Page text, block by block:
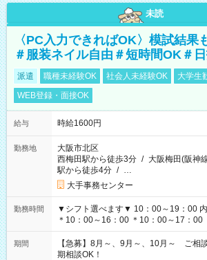
未読
〈PC入力できればOK〉模試結果
＃服装ネイル自由＃短時間OK＃
派遣 職種未経験OK 社会人未経験OK 大学生
WEB登録・面接OK
給与 時給1600円
勤務地
大阪市北区
西梅田駅から徒歩3分 / 大阪梅田(阪神
駅から徒歩4分 / …
大手事務センター
勤務時間
▼シフト選べます▼ 10：00～19：00 内
＊10：00～16：00 ＊10：00～17：00
11：00～19：00 ＊12：00～19：00
期間
【急募】8月～、9月～、10月～ ご相
期相談OK！